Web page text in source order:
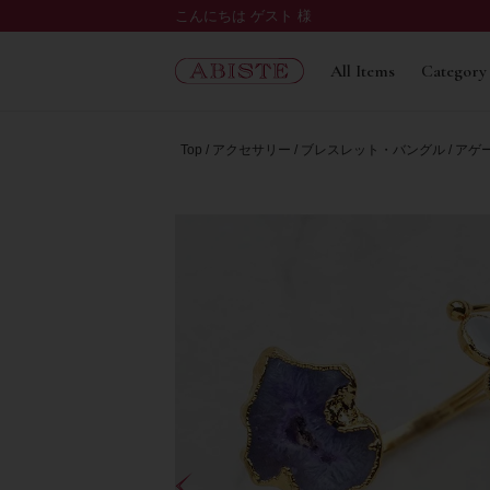
こんにちは ゲスト 様
All Items Category
Top アクセサリー ブレスレット・バングル アゲ